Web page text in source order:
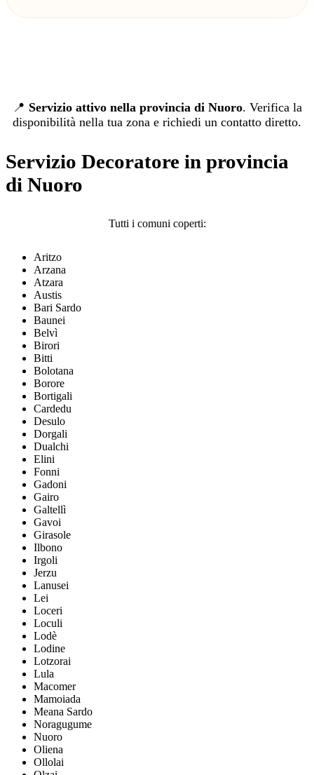
📍 Servizio attivo nella provincia di Nuoro. Verifica la
disponibilità nella tua zona e richiedi un contatto diretto.
Servizio Decoratore in provincia
di Nuoro
Tutti i comuni coperti:
Aritzo
Arzana
Atzara
Austis
Bari Sardo
Baunei
Belvì
Birori
Bitti
Bolotana
Borore
Bortigali
Cardedu
Desulo
Dorgali
Dualchi
Elini
Fonni
Gadoni
Gairo
Galtellì
Gavoi
Girasole
Ilbono
Irgoli
Jerzu
Lanusei
Lei
Loceri
Loculi
Lodè
Lodine
Lotzorai
Lula
Macomer
Mamoiada
Meana Sardo
Noragugume
Nuoro
Oliena
Ollolai